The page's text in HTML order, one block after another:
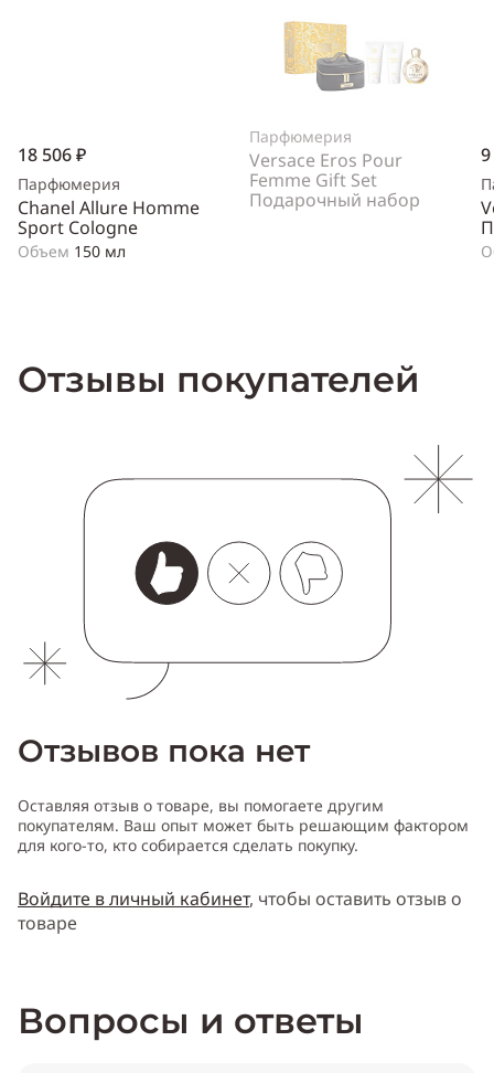
18 506 ₽
Парфюмерия
Chanel Allure Homme
Sport Cologne
Объем 150 мл
Парфюмерия
Versace Eros Pour
Femme Gift Set
Подарочный набор
Отзывы покупателей
Отзывов пока нет
Оставляя отзыв о товаре, вы помогаете другим
покупателям. Ваш опыт может быть решающим фактором
для кого-то, кто собирается сделать покупку.
Войдите в личный кабинет, чтобы оставить отзыв о
товаре
Вопросы и ответы